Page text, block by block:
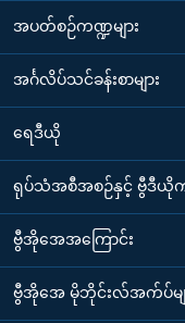
အပတ်စဉ်ကဏ္ဍများ
အင်္ဂလိပ်သင်ခန်းစာများ
ရေဒီယို
ရုပ်သံအစီအစဉ်နှင့် ဗွီဒီယိုက
ဗွီအိုအေအကြောင်း
ဗွီအိုအေ မိုဘိုင်းလ်အက်ပ်မျ